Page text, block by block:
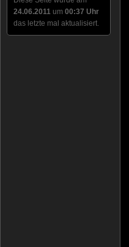
24.06.2011 um 00:37 Uhr
das letzte mal aktualisiert.